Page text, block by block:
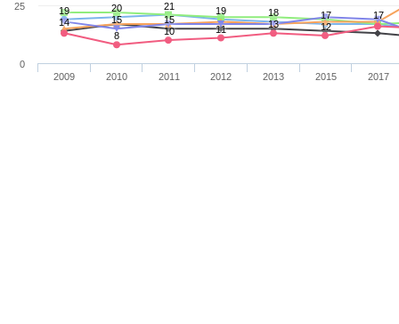
19 20 21 19 18 17 17
14 15
15
8
10 11 13 12
2009 2010 2011 2012 2013 2015 2017
0
25